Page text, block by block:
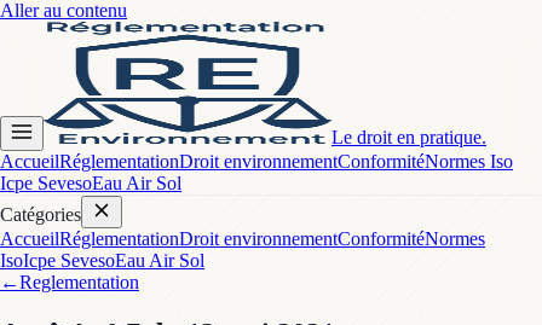
Aller au contenu
Le droit en pratique.
AccueilRéglementationDroit environnementConformitéNormes Iso
Icpe SevesoEau Air Sol
Catégories
AccueilRéglementationDroit environnementConformitéNormes
IsoIcpe SevesoEau Air Sol
←Reglementation